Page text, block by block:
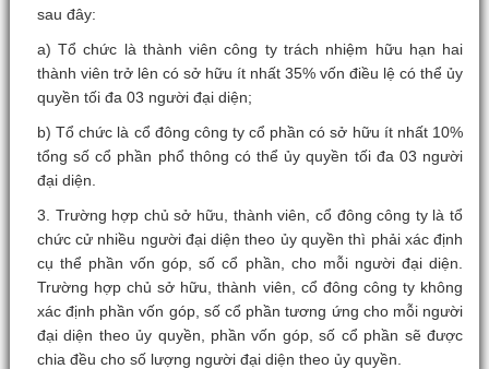
sau đây:
a) Tổ chức là thành viên công ty trách nhiệm hữu hạn hai
thành viên trở lên có sở hữu ít nhất 35% vốn điều lệ có thể ủy
quyền tối đa 03 người đại diện;
b) Tổ chức là cổ đông công ty cổ phần có sở hữu ít nhất 10%
tổng số cổ phần phổ thông có thể ủy quyền tối đa 03 người
đại diện.
3. Trường hợp chủ sở hữu, thành viên, cổ đông công ty là tổ
chức cử nhiều người đại diện theo ủy quyền thì phải xác định
cụ thể phần vốn góp, số cổ phần, cho mỗi người đại diện.
Trường hợp chủ sở hữu, thành viên, cổ đông công ty không
xác định phần vốn góp, số cổ phần tương ứng cho mỗi người
đại diện theo ủy quyền, phần vốn góp, số cổ phần sẽ được
chia đều cho số lượng người đại diện theo ủy quyền.